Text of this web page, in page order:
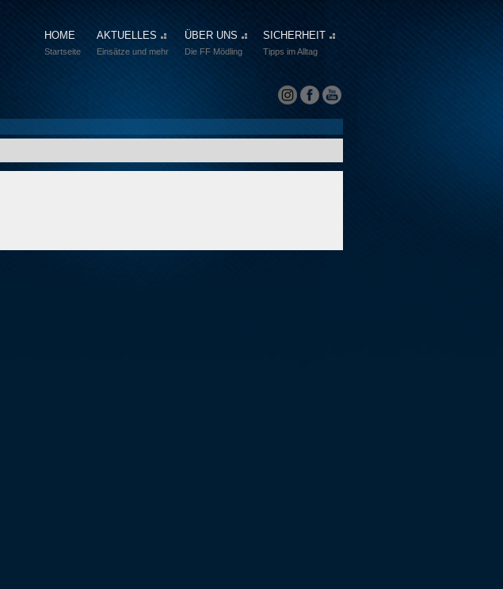
HOME
Startseite
AKTUELLES
Einsätze und mehr
ÜBER UNS
Die FF Mödling
SICHERHEIT
Tipps im Alltag